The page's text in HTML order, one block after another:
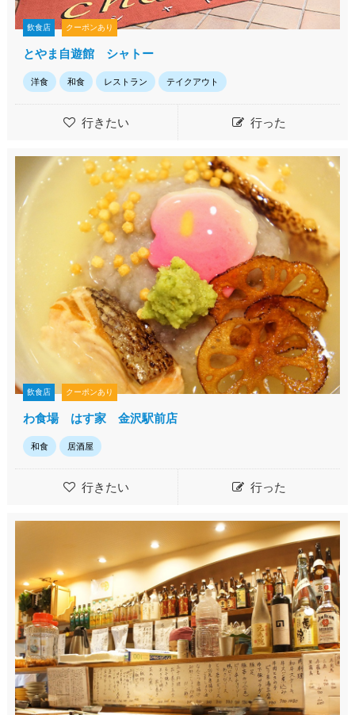
飲食店 クーポンあり
とやま自遊館 シャトー
洋食 和食 レストラン テイクアウト
行きたい 行った
飲食店 クーポンあり
わ食場 はす家 金沢駅前店
和食 居酒屋
行きたい 行った